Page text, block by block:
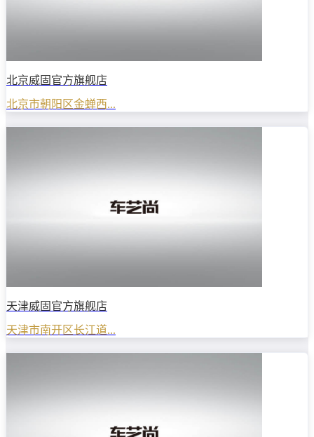
北京威固官方旗舰店
北京市朝阳区金蝉西...
天津威固官方旗舰店
天津市南开区长江道...